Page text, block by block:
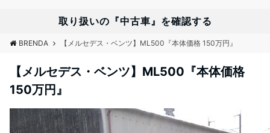
取り扱いの『中古車』を確認する
BRENDA 【メルセデス・ベンツ】ML500『本体価格 150万円』
【メルセデス・ベンツ】ML500『本体価格
150万円』